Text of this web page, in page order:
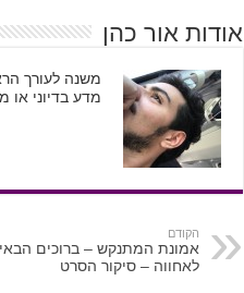
אודות אור כהן
משנה לעורך
מדע בדיוני או
הקודם
אמונת המתנקש – ברוכים
לאחווה – סיקור הסרט